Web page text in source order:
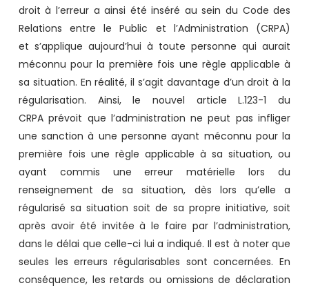
droit à l’erreur a ainsi été inséré au sein du Code des
Relations entre le Public et l’Administration (CRPA)
et s’applique aujourd’hui à toute personne qui aurait
méconnu pour la première fois une règle applicable à
sa situation. En réalité, il s’agit davantage d’un droit à la
régularisation. Ainsi, le nouvel article L.123-1 du
CRPA prévoit que l’administration ne peut pas infliger
une sanction à une personne ayant méconnu pour la
première fois une règle applicable à sa situation, ou
ayant commis une erreur matérielle lors du
renseignement de sa situation, dès lors qu’elle a
régularisé sa situation soit de sa propre initiative, soit
après avoir été invitée à le faire par l’administration,
dans le délai que celle-ci lui a indiqué. Il est à noter que
seules les erreurs régularisables sont concernées. En
conséquence, les retards ou omissions de déclaration